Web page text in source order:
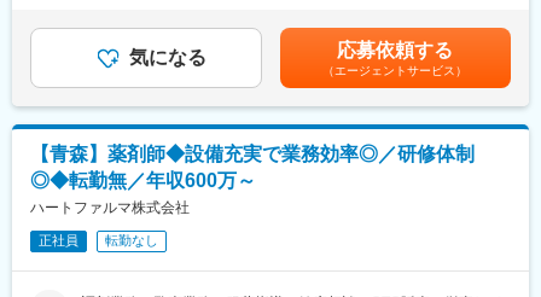
（交通費・拠点先住居費・帰省費は同社負担）。
（研修の実例）※各プログラムは1~2カ月程度で行われます。場所
や期間は変更の可能性があります。
（1）
場所：秋田本社
内容：電話対応、システムの基本操作、保険料算定の基礎知識の
習得、サーバ、周辺機器のキッティング
（2）
場所：東京支店
内容：（1）に加えて、PCのセットアップ、先輩同行でのシステ
■組織構成：
総務部は総務課と人事室に分かれており、現状部長直下で8名のメ
ラス～部長クラスの増員します。
■特徴：
当社は「信頼される商品供給能力」「専門性の高い情報提供力」
「付加価値の高いサービスの提供」を企業の強みとしておりま
す。
まず、信頼される商品供給能力についてですが、各事業所に特殊
倉庫（温度管理できる危険物倉庫）を含めた倉庫を保有し、お客
ございません。■昇給：年1回（4月）■賞与：年2回（6月・12月）
■期末手当：年1回（9月）・・・業績好調時に限る賃金はあくま
でも目安の金額であり、選考を通じて上下する可能性がありま
す。月給(月額)は固定手当を含めた表記です。
気になる 応募依頼する
（エージェントサービス）
【青森】薬剤師◆設備充実で業務効率◎／研修体制
◎◆転勤無／年収600万～
ハートファルマ株式会社
正社員 転勤なし